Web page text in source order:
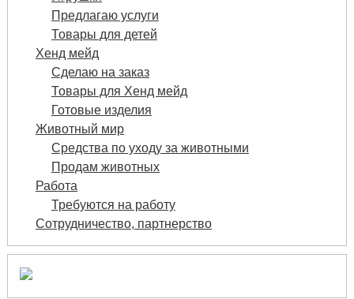
Предлагаю услуги
Товары для детей
Хенд мейд
Сделаю на заказ
Товары для Хенд мейд
Готовые изделия
Животный мир
Средства по уходу за животными
Продам животных
Работа
Требуются на работу
Сотрудничество, партнерство